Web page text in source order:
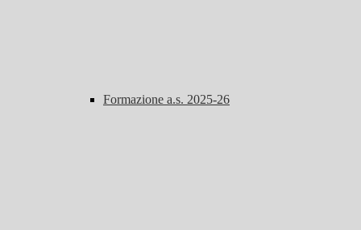
Formazione a.s. 2025-26